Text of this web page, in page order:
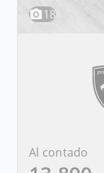
18
Al contado